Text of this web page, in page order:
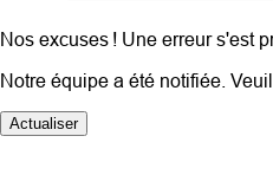
Nos excuses ! Une erreur s'est
Notre équipe a été notifiée.
Actualiser